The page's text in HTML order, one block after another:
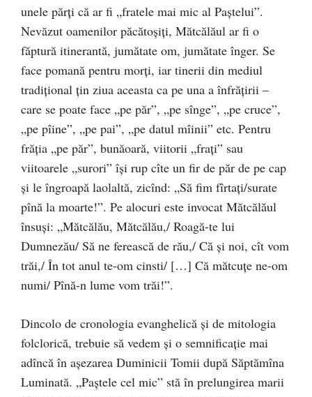
unele părţi că ar fi „fratele mai mic al Paştelui”.
Nevăzut oamenilor păcătoşiţi, Mătcălăul ar fi o
făptură itinerantă, jumătate om, jumătate înger. Se
face pomană pentru morţi, iar tinerii din mediul
tradiţional ţin ziua aceasta ca pe una a înfrăţirii –
care se poate face „pe păr”, „pe sînge”, „pe cruce”,
„pe pîine”, „pe pai”, „pe datul mîinii” etc. Pentru
frăţia „pe păr”, bunăoară, viitorii „fraţi” sau
viitoarele „surori” îşi rup cîte un fir de păr de pe cap
şi le îngroapă laolaltă, zicînd: „Să fim fîrtaţi/surate
pînă la moarte!”. Pe alocuri este invocat Mătcălăul
însuşi: „Mătcălău, Mătcălău,/ Roagă-te lui
Dumnezău/ Să ne ferească de rău,/ Că şi noi, cît vom
trăi,/ În tot anul te-om cinsti/ […] Că mătcuţe ne-om
numi/ Pînă-n lume vom trăi!”.
Dincolo de cronologia evanghelică şi de mitologia
folclorică, trebuie să vedem şi o semnificaţie mai
adîncă în aşezarea Duminicii Tomii după Săptămîna
Luminată. „Paştele cel mic” stă în prelungirea marii